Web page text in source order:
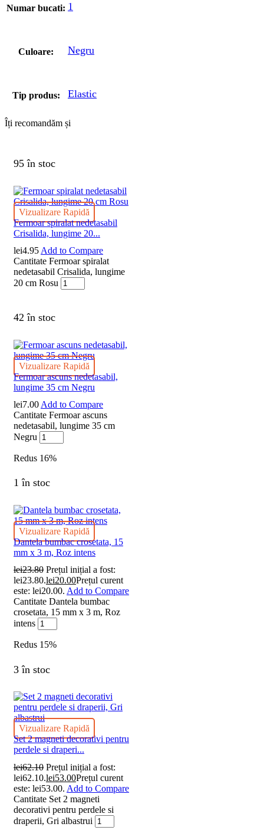
Numar bucati: 1
Culoare: Negru
Tip produs: Elastic
Îți recomandăm și
95 în stoc
Vizualizare Rapidă
Fermoar spiralat nedetasabil
Crisalida, lungime 20...
lei4.95 Add to Compare
Cantitate Fermoar spiralat
nedetasabil Crisalida, lungime
20 cm Rosu
42 în stoc
Vizualizare Rapidă
Fermoar ascuns nedetasabil,
lungime 35 cm Negru
lei7.00 Add to Compare
Cantitate Fermoar ascuns
nedetasabil, lungime 35 cm
Negru
Redus 16%
1 în stoc
Vizualizare Rapidă
Dantela bumbac crosetata, 15
mm x 3 m, Roz intens
lei23.80 Prețul inițial a fost:
lei23.80.lei20.00Prețul curent
este: lei20.00. Add to Compare
Cantitate Dantela bumbac
crosetata, 15 mm x 3 m, Roz
intens
Redus 15%
3 în stoc
Vizualizare Rapidă
Set 2 magneti decorativi pentru
perdele si draperi...
lei62.10 Prețul inițial a fost:
lei62.10.lei53.00Prețul curent
este: lei53.00. Add to Compare
Cantitate Set 2 magneti
decorativi pentru perdele si
draperii, Gri albastrui